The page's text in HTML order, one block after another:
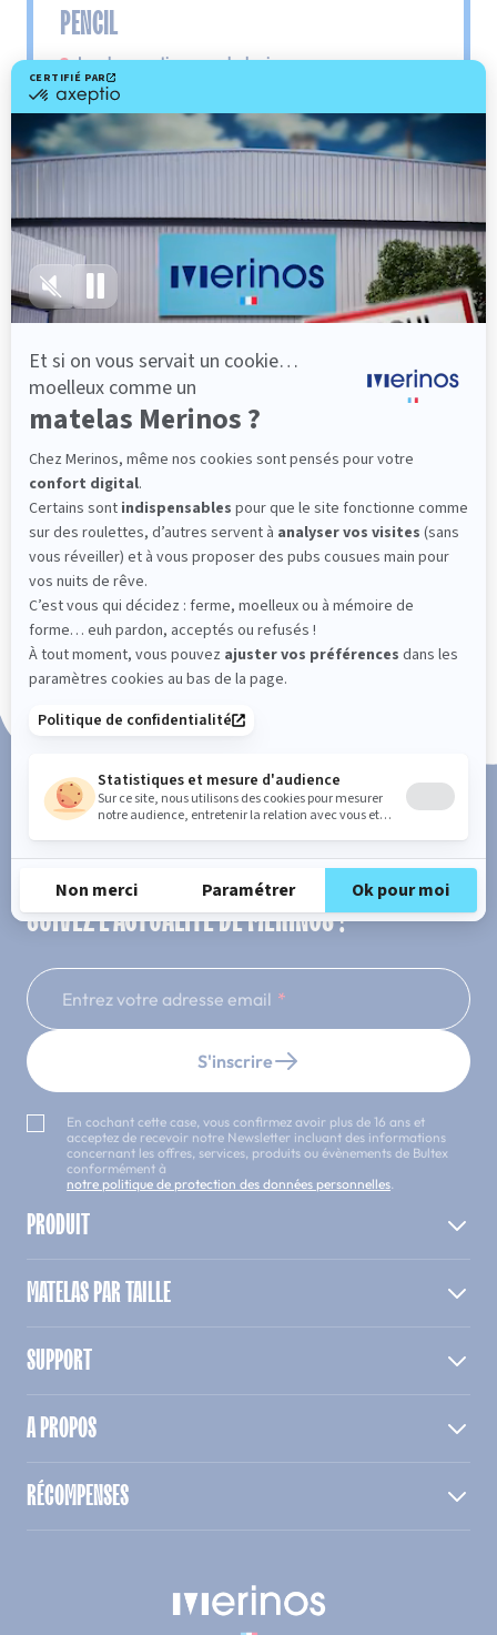
PENCIL
Le plus : soutien morphologique
Grâce à ses 3 zones de confort, le sommier
Pencil vous assure tout son soutien. Avec les
épaules, le dos et le bassin qui reposent sur ses
lattes, vous évitez les douleurs au petit matin.
501,00 €
Découvrir
Fabrication Française
101 nuits d'essai*
Paiement en 3x ou 4x sans frais
SUIVEZ L'ACTUALITÉ DE MERINOS !
Entrez votre adresse email
S'inscrire
En cochant cette case, vous confirmez avoir plus de 16 ans et
acceptez de recevoir notre Newsletter incluant des informations
concernant les offres, services, produits ou évènements de Bultex
conformément à
notre politique de protection des données personnelles.
PRODUIT
MATELAS PAR TAILLE
SUPPORT
A PROPOS
RÉCOMPENSES